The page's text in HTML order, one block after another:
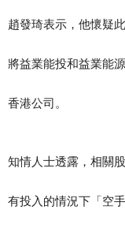
趙發琦表示，他懷疑
將益業能投和益業能
香港公司。
知情人士透露，相關
有投入的情況下「空